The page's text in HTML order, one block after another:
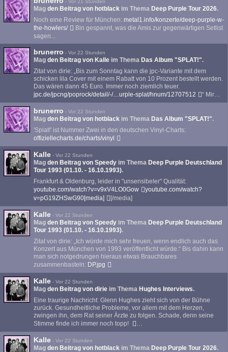
- Vor 21 Stunden
Mag den Beitrag von hotblack im Thema Deep Purple Tour 2026.
Noch eine Review für München: metal1.info/konzerte/deep-purple-w-
the-howlers/
Bin gespannt, was die Amis zur gegenwärtigen Setlist
sagen...
brunerro - Vor 22 Stunden
Mag den Beitrag von Kalle im Thema Das Album "SPLAT!".
Zitat von dirie: „Bis zum Sonntag kann die jpc-Variante mit dem
schicken lila Cover mit einem Rabatt von 10 Prozent bestellt werden.
Das wären dann 45 Euro. Immer noch ziemlich teuer.
jpc.de/jpcng/poprock/detail/-/…urple-splat/hnum/12707512
“ Mir…
brunerro - Vor 22 Stunden
Mag den Beitrag von hotblack im Thema Das Album "SPLAT!".
'Splat!' ist Nummer Zwei in den deutschen Vinyl-Charts:
offiziellecharts.de/charts/vinyl
Kalle - Vor 22 Stunden
Mag den Beitrag von Speedy im Thema Deep Purple Deutschland
Tour 1993 (01.10. - 16.10.1993).
Frankfurt & Oldenburg, leider in "unsensibeler" Qualität:
youtube.com/watch?v=v9xV4LO0Gow
youtube.com/watch?
v=pG19ZHSwG90[media]
[/media]
Kalle - Vor 22 Stunden
Mag den Beitrag von Speedy im Thema Deep Purple Deutschland
Tour 1993 (01.10. - 16.10.1993).
Zitat von dirie: „Ich würde mich sehr freuen, wenn endlich auch das
Konzert aus München von 1993 veröffentlicht würde.“ Bis dahin kann
man sich notgedrungen hieraus etwas Brauchbares
zusammenbasteln: DP.jpg
Kalle - Vor 22 Stunden
Mag den Beitrag von dirie im Thema Hughes Interviews.
Eine traurige Nachricht: Glenn Hughes zieht sich von der Bühne
zurück. Gesundheitliche Probleme, vor allem mit dem Herzen,
zwingen ihn, dem Rat seiner Ärzte zu folgen. Schade, denn seine
Stimme finde ich immer noch topp!
…
Kalle - Vor 22 Stunden
Mag den Beitrag von hotblack im Thema Deep Purple Tour 2026.